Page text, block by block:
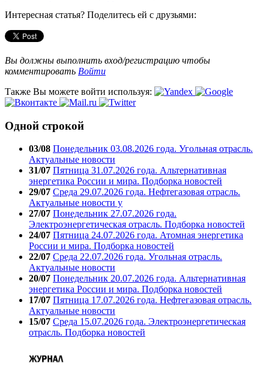
Интересная статья? Поделитесь ей с друзьями:
Вы должны выполнить вход/регистрацию чтобы
комментировать Войти
Также Вы можете войти используя:
Одной строкой
03/08 Понедельник 03.08.2026 года. Угольная отрасль.
Актуальные новости
31/07 Пятница 31.07.2026 года. Альтернативная
энергетика России и мира. Подборка новостей
29/07 Среда 29.07.2026 года. Нефтегазовая отрасль.
Актуальные новости у
27/07 Понедельник 27.07.2026 года.
Электроэнергетическая отрасль. Подборка новостей
24/07 Пятница 24.07.2026 года. Атомная энергетика
России и мира. Подборка новостей
22/07 Среда 22.07.2026 года. Угольная отрасль.
Актуальные новости
20/07 Понедельник 20.07.2026 года. Альтернативная
энергетика России и мира. Подборка новостей
17/07 Пятница 17.07.2026 года. Нефтегазовая отрасль.
Актуальные новости
15/07 Среда 15.07.2026 года. Электроэнергетическая
отрасль. Подборка новостей